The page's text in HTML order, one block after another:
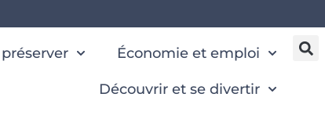
Économie et emploi
Découvrir et se divertir